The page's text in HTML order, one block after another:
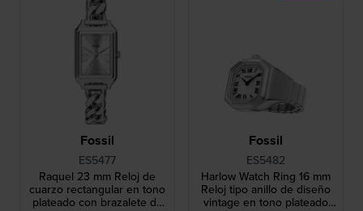
Fossil
ES5477
Raquel 23 mm Reloj de
cuarzo rectangular en tono
plateado con brazalete de
Fossil
ES5482
Harlow Watch Ring 16 mm
Reloj tipo anillo de diseño
vintage en tono plateado